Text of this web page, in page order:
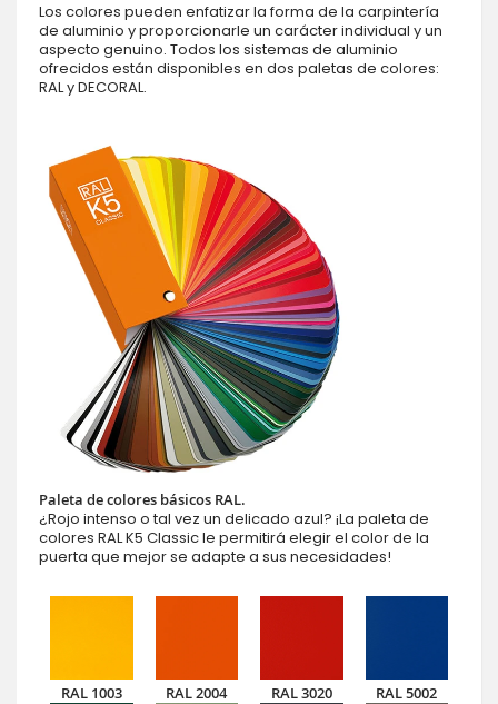
Los colores pueden enfatizar la forma de la carpintería
de aluminio y proporcionarle un carácter individual y un
aspecto genuino. Todos los sistemas de aluminio
ofrecidos están disponibles en dos paletas de colores:
RAL y DECORAL.
Paleta de colores básicos RAL.
¿Rojo intenso o tal vez un delicado azul? ¡La paleta de
colores RAL K5 Classic le permitirá elegir el color de la
puerta que mejor se adapte a sus necesidades!
RAL 1003 RAL 2004 RAL 3020 RAL 5002